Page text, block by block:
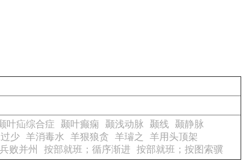
叶疝综合症 颞叶癫痫 颞浅动脉 颞线
颞静脉
少 羊消毒水 羊狠狼贪 羊璿之
羊用头顶架
败并州 按部就班；循序渐进 按部就班；按图索骥